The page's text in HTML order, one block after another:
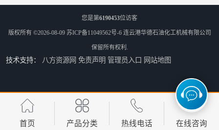
江苏LNG鹤管 太原船用臂厂家
您是第6190453位访客
版权所有 ©2026-08-09 苏ICP备11049562号-6 连云港华德石油化工机械有限公司
保留所有权利.
技术支持： 八方资源网 免责声明 管理员入口 网站地图
首页 产品分类 热线电话 在线咨询